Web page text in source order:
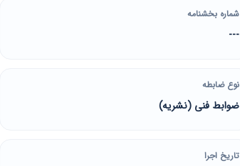
شماره بخشنامه
---
نوع ضابطه
ضوابط فنی (نشریه)
تاریخ اجرا